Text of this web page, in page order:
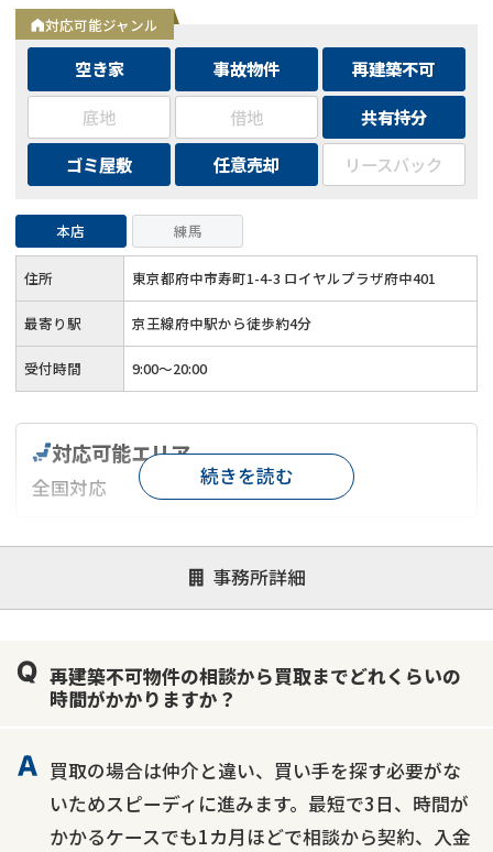
対応可能ジャンル
空き家 事故物件
再建築不可
底地
借地
共有持分
ゴミ屋敷
任意売却 リースバック
本店 練馬
住所 東京都府中市寿町1-4-3 ロイヤルプラザ府中401
最寄り駅 京王線府中駅から徒歩約4分
受付時間 9:00～20:00
事務所詳細
対応可能エリア
全国対応
対応が親身 オンライン面談可能
レスポンスが早い
1億円以上の買取可
続きを読む
再建築不可物件の相談から買取までどれくらいの
時間がかかりますか？
買取の場合は仲介と違い、買い手を探す必要がな
いためスピーディに進みます。最短で3日、時間が
かかるケースでも1カ月ほどで相談から契約、入金